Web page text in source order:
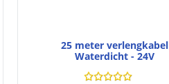
25 meter verlengkabel
Waterdicht - 24V